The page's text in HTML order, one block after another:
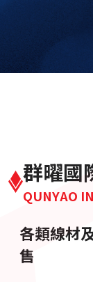
群曜國
QUNYAO
各類線材
售